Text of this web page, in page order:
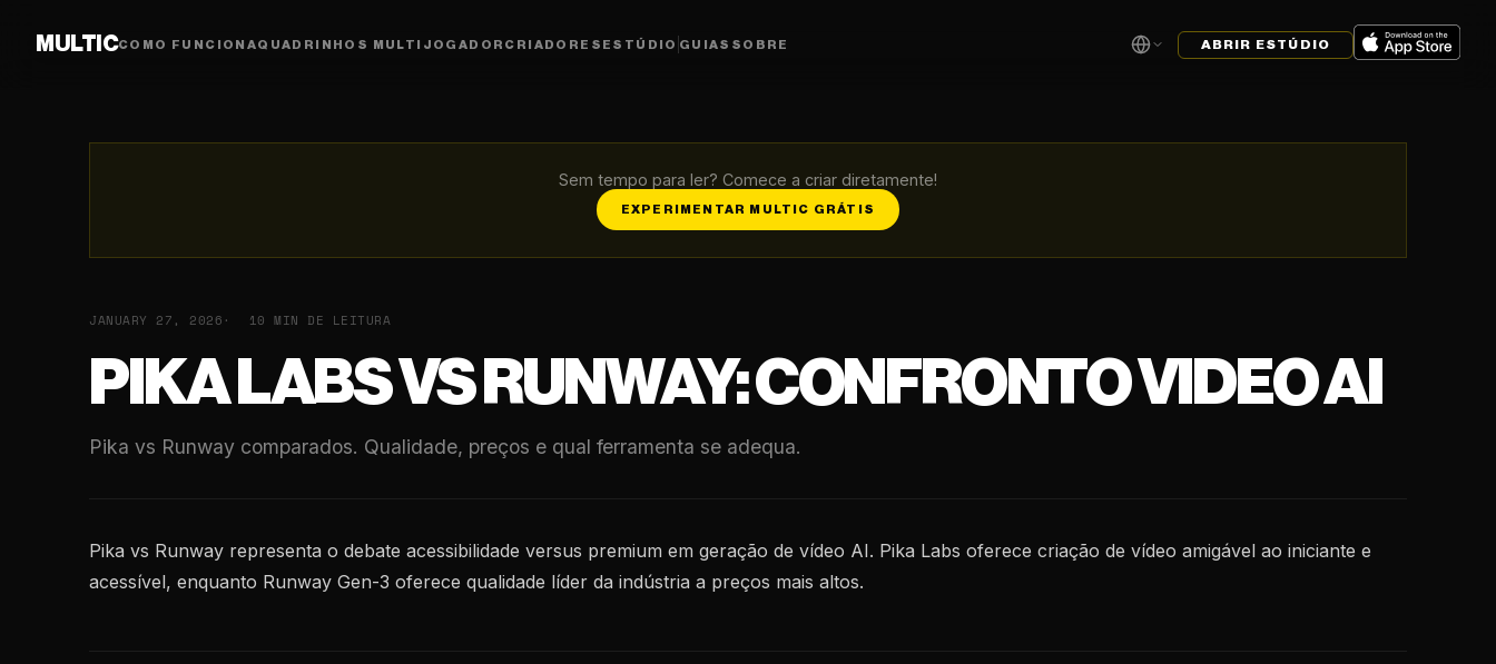
MULTICCOMO FUNCIONAQUADRINHOS MULTIJOGADOR CRIADORES ESTÚDIO GUIAS SOBRE ABRIR ESTÚDIO
Sem tempo para ler? Comece a criar diretamente!
EXPERIMENTAR MULTIC GRÁTIS
JANUARY 27, 2026 10 MIN DE LEITURA
PIKA LABS VS RUNWAY: CONFRONTO VIDEO AI
Pika vs Runway comparados. Qualidade, preços e qual ferramenta se adequa.
Pika vs Runway representa o debate acessibilidade versus premium em geração de vídeo AI. Pika Labs oferece criação de vídeo amigável ao iniciante e
acessível, enquanto Runway Gen-3 oferece qualidade líder da indústria a preços mais altos.